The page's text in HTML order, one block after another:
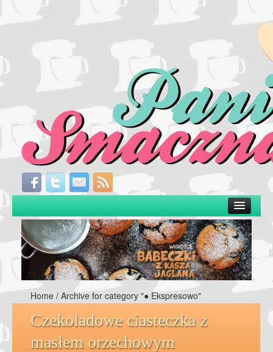
Home / Archive for category "● Ekspresowo"
Czekoladowe ciasteczka z
masłem orzechowym